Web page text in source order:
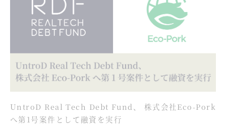
UntroD Real Tech Debt Fund、 株式会社Eco-Pork
へ第1号案件として融資を実行